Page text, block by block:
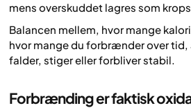
mens overskuddet lagres som
Balancen mellem, hvor mange
hvor mange du forbrænder over
falder, stiger eller forbliver stabil.
Forbrænding er faktisk